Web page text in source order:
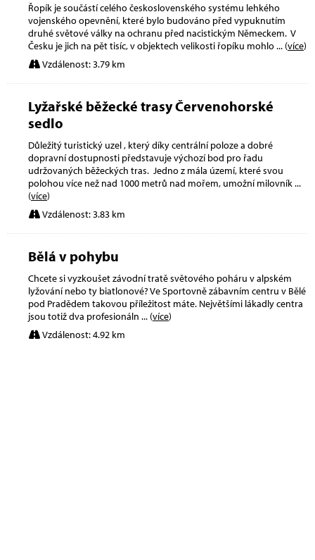
Řopík je součástí celého československého systému lehkého
vojenského opevnění, které bylo budováno před vypuknutím
druhé světové války na ochranu před nacistickým Německem. V
Česku je jich na pět tisíc, v objektech velikosti řopíku mohlo... (více)
Vzdálenost: 3.79 km
Lyžařské běžecké trasy Červenohorské
sedlo
Důležitý turistický uzel , který díky centrální poloze a dobré
dopravní dostupnosti představuje výchozí bod pro řadu
udržovaných běžeckých tras. Jedno z mála území, které svou
polohou více než nad 1000 metrů nad mořem, umožní milovník...
(více)
Vzdálenost: 3.83 km
Bělá v pohybu
Chcete si vyzkoušet závodní tratě světového poháru v alpském
lyžování nebo ty biatlonové? Ve Sportovně zábavním centru v Bělé
pod Pradědem takovou příležitost máte. Největšími lákadly centra
jsou totiž dva profesionáln ... (více)
Vzdálenost: 4.92 km